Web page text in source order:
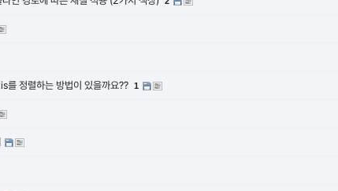
정렬하는 방법이 있을까요?? 1